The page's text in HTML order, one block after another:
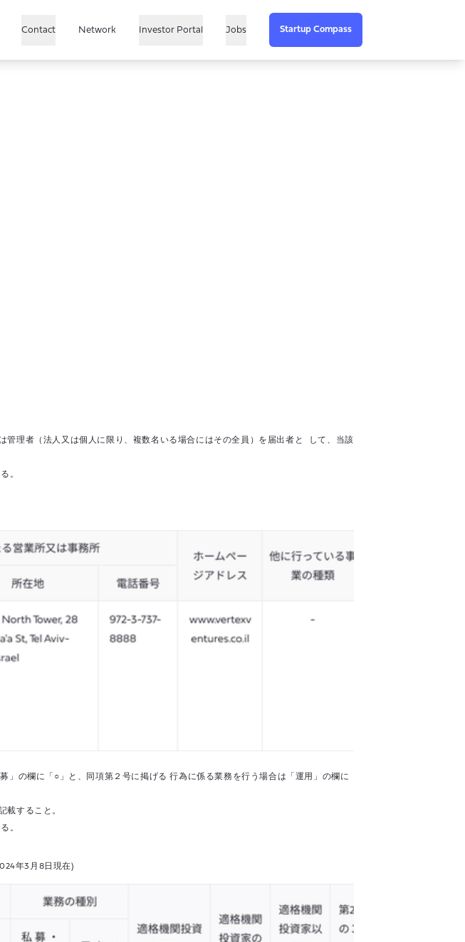
Contact Network Investor Portal Jobs Startup Compass
管理者（法人又は個人に限り、複数名いる場合にはその全員）を届出者と して、当該
。
」の欄に「○」と、同項第２号に掲げる 行為に係る業務を行う場合は「運用」の欄に
載すること。
。
年3月8日現在)